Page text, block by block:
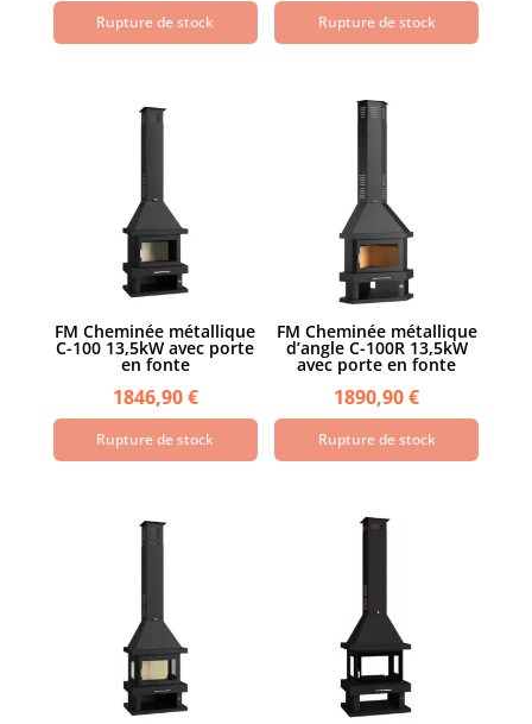
Rupture de stock Rupture de stock
FM Cheminée métallique
C-100 13,5kW avec porte
en fonte
1846,90€
Rupture de stock
FM Cheminée métallique
d’angle C-100R 13,5kW
avec porte en fonte
1890,90€
Rupture de stock